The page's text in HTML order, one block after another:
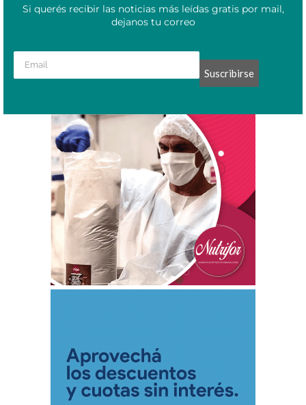
Si querés recibir las noticias más leídas gratis por mail,
dejanos tu correo
Suscribirse